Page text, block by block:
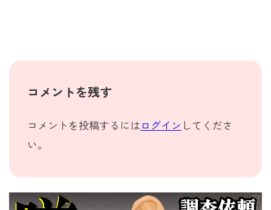
コメントを残す
コメントを投稿するには ログイン してくださ
い。